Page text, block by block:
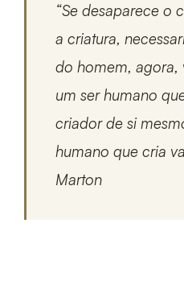
“Se desaparece o
a criatura,
do homem, agora,
um ser humano
criador de si
humano que cria
Marton